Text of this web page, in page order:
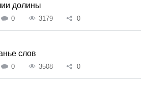
долины
0 3179 0
слов
0 3508 0